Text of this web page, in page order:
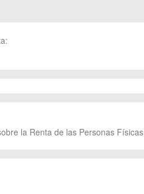
la Renta de las Personas Físicas